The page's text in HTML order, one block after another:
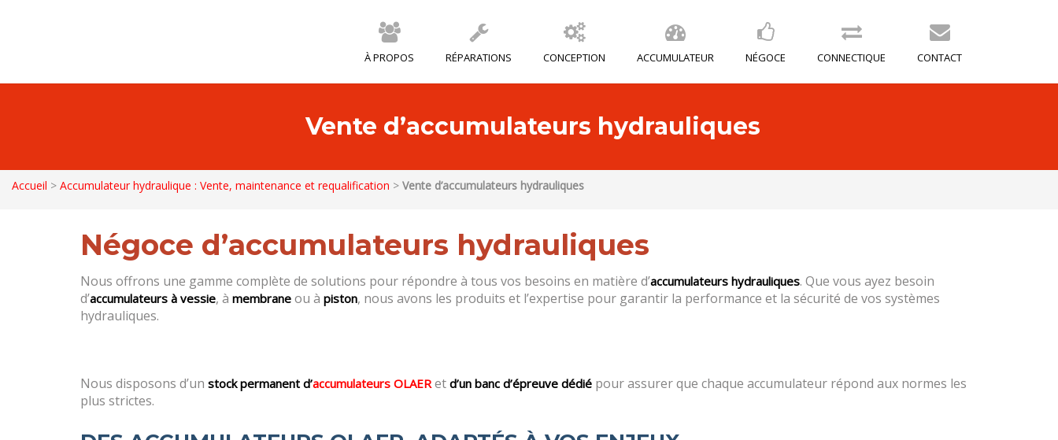
À PROPOS RÉPARATIONS CONCEPTION ACCUMULATEUR NÉGOCE CONNECTIQUE CONTACT
Vente d’accumulateurs hydrauliques
Accueil > Accumulateur hydraulique : Vente, maintenance et requalification > Vente d’accumulateurs hydrauliques
Négoce d’accumulateurs hydrauliques
Nous offrons une gamme complète de solutions pour répondre à tous vos besoins en matière d’accumulateurs hydrauliques. Que vous ayez besoin
d’accumulateurs à vessie, à membrane ou à piston, nous avons les produits et l’expertise pour garantir la performance et la sécurité de vos systèmes
hydrauliques.
Nous disposons d’un stock permanent d’accumulateurs OLAERet d’un banc d’épreuve dédié pour assurer que chaque accumulateur répond aux normes les
plus strictes.